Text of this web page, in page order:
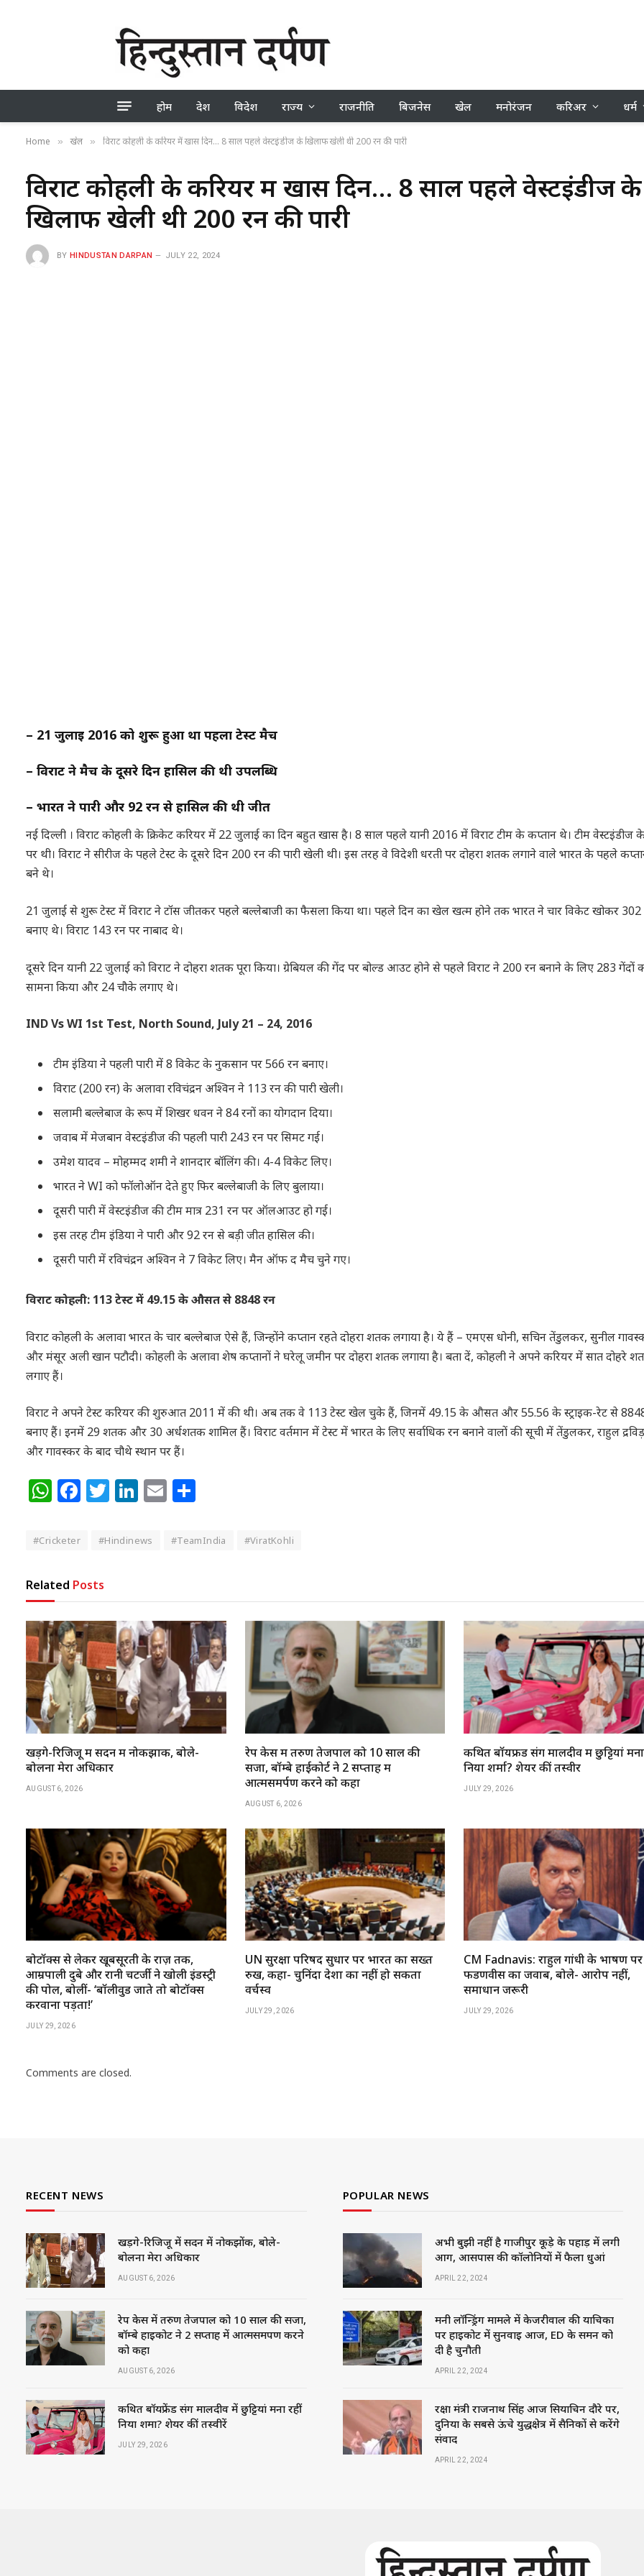
होम देश विदेश राज्य राजनीति बिजनेस खेल मनोरंजन करिअर धर्म
Home » खेल » विराट कोहली के करियर में खास दिन… 8 साल पहले वेस्टइंडीज के खिलाफ खेली थी 200 रन की पारी
विराट कोहली के करियर में खास दिन… 8 साल पहले वेस्टइंडीज के
खिलाफ खेली थी 200 रन की पारी
BY HINDUSTAN DARPAN JULY 22, 2024
– 21 जुलाई 2016 को शुरू हुआ था पहला टेस्ट मैच
– विराट ने मैच के दूसरे दिन हासिल की थी उपलब्धि
– भारत ने पारी और 92 रन से हासिल की थी जीत
नई दिल्ली । विराट कोहली के क्रिकेट करियर में 22 जुलाई का दिन बहुत खास है। 8 साल पहले यानी 2016 में विराट टीम के कप्तान थे। टीम वेस्टइंडीज
पर थी। विराट ने सीरीज के पहले टेस्ट के दूसरे दिन 200 रन की पारी खेली थी। इस तरह वे विदेशी धरती पर दोहरा शतक लगाने वाले भारत के पहले
बने थे।
21 जुलाई से शुरू टेस्ट में विराट ने टॉस जीतकर पहले बल्लेबाजी का फैसला किया था। पहले दिन का खेल खत्म होने तक भारत ने चार विकेट खोकर 302
बनाए थे। विराट 143 रन पर नाबाद थे।
दूसरे दिन यानी 22 जुलाई को विराट ने दोहरा शतक पूरा किया। ग्रेबियल की गेंद पर बोल्ड आउट होने से पहले विराट ने 200 रन बनाने के लिए 283 गेंदों
सामना किया और 24 चौके लगाए थे।
IND Vs WI 1st Test, North Sound, July 21 – 24, 2016
टीम इंडिया ने पहली पारी में 8 विकेट के नुकसान पर 566 रन बनाए।
विराट (200 रन) के अलावा रविचंद्रन अश्विन ने 113 रन की पारी खेली।
सलामी बल्लेबाज के रूप में शिखर धवन ने 84 रनों का योगदान दिया।
जवाब में मेजबान वेस्टइंडीज की पहली पारी 243 रन पर सिमट गई।
उमेश यादव – मोहम्मद शमी ने शानदार बॉलिंग की। 4-4 विकेट लिए।
भारत ने WI को फॉलोऑन देते हुए फिर बल्लेबाजी के लिए बुलाया।
दूसरी पारी में वेस्टइंडीज की टीम मात्र 231 रन पर ऑलआउट हो गई।
इस तरह टीम इंडिया ने पारी और 92 रन से बड़ी जीत हासिल की।
दूसरी पारी में रविचंद्रन अश्विन ने 7 विकेट लिए। मैन ऑफ द मैच चुने गए।
विराट कोहली: 113 टेस्ट में 49.15 के औसत से 8848 रन
विराट कोहली के अलावा भारत के चार बल्लेबाज ऐसे हैं, जिन्होंने कप्तान रहते दोहरा शतक लगाया है। ये हैं – एमएस धोनी, सचिन तेंडुलकर, सुनील
और मंसूर अली खान पटौदी। कोहली के अलावा शेष कप्तानों ने घरेलू जमीन पर दोहरा शतक लगाया है। बता दें, कोहली ने अपने करियर में सात दोहरे
लगाए हैं।
विराट ने अपने टेस्ट करियर की शुरुआत 2011 में की थी। अब तक वे 113 टेस्ट खेल चुके हैं, जिनमें 49.15 के औसत और 55.56 के स्ट्राइक-रेट से
बनाए हैं। इनमें 29 शतक और 30 अर्धशतक शामिल हैं। विराट वर्तमान में टेस्ट में भारत के लिए सर्वाधिक रन बनाने वालों की सूची में तेंडुलकर, राहुल द्रविड़
और गावस्कर के बाद चौथे स्थान पर हैं।
WhatsApp
Facebook
Twitter
LinkedIn
Email
#Cricketer #Hindinews #TeamIndia #ViratKohli
Related Posts
खड़गे-रिजिजू में सदन में नोकझोंक, बोले-
बोलना मेरा अधिकार
AUGUST 6, 2026
रेप केस में तरुण तेजपाल को 10 साल की
सजा, बॉम्बे हाईकोर्ट ने 2 सप्ताह में
आत्मसमर्पण करने को कहा
AUGUST 6, 2026
कथित बॉयफ्रेंड संग मालदीव में छुट्टियां
निया शर्मा? शेयर कीं तस्वीरें
JULY 29, 2026
बोटॉक्स से लेकर खूबसूरती के राज़ तक,
आम्रपाली दुबे और रानी चटर्जी ने खोली इंडस्ट्री
की पोल, बोलीं- ‘बॉलीवुड जाते तो बोटॉक्स
करवाना पड़ता!’
JULY 29, 2026
UN सुरक्षा परिषद सुधार पर भारत का सख्त
रुख, कहा- चुनिंदा देशों का नहीं हो सकता
वर्चस्व
JULY 29, 2026
CM Fadnavis: राहुल गांधी के भाषण पर
फडणवीस का जवाब, बोले- आरोप नहीं,
समाधान जरूरी
JULY 29, 2026
Comments are closed.
RECENT NEWS
खड़गे-रिजिजू में सदन में नोकझोंक, बोले-
बोलना मेरा अधिकार
AUGUST 6, 2026
रेप केस में तरुण तेजपाल को 10 साल की सजा,
बॉम्बे हाईकोर्ट ने 2 सप्ताह में आत्मसमर्पण करने
को कहा
AUGUST 6, 2026
कथित बॉयफ्रेंड संग मालदीव में छुट्टियां मना रहीं
निया शर्मा? शेयर कीं तस्वीरें
JULY 29, 2026
POPULAR NEWS
अभी बुझी नहीं है गाजीपुर कूड़े के पहाड़ में लगी
आग, आसपास की कॉलोनियों में फैला धुआं
APRIL 22, 2024
मनी लॉन्ड्रिंग मामले में केजरीवाल की याचिका
पर हाईकोर्ट में सुनवाई आज, ED के समन को
दी है चुनौती
APRIL 22, 2024
रक्षा मंत्री राजनाथ सिंह आज सियाचिन दौरे पर,
दुनिया के सबसे ऊंचे युद्धक्षेत्र में सैनिकों से करेंगे
संवाद
APRIL 22, 2024